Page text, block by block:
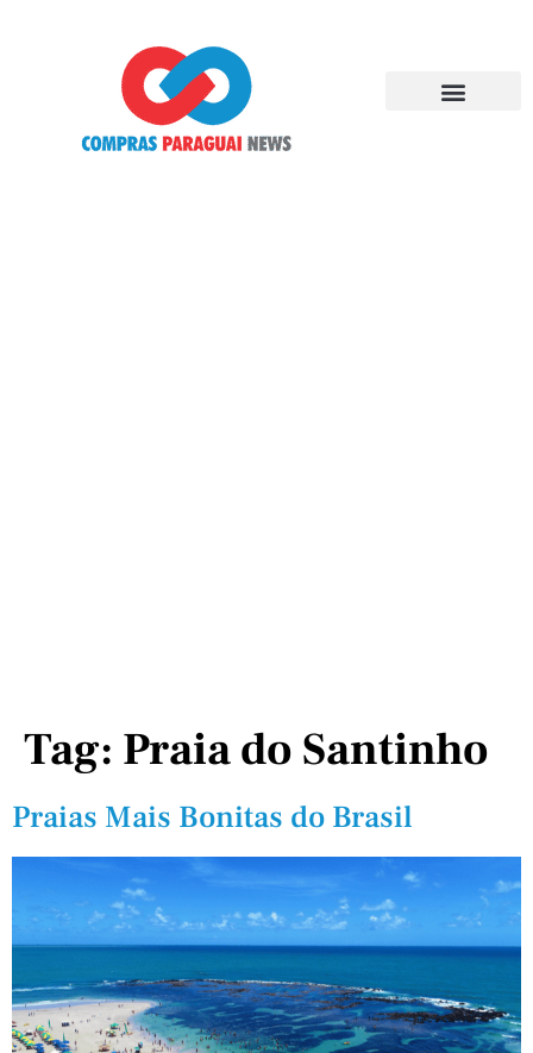
Tag: Praia do Santinho
Praias Mais Bonitas do Brasil